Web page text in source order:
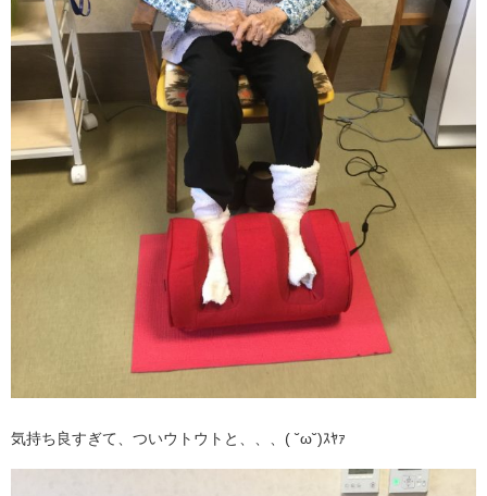
気持ち良すぎて、ついウトウトと、、、( ˘ω˘)ｽﾔｧ